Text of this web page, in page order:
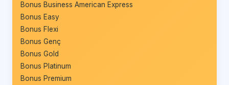
Bonus Business American Express
Bonus Easy
Bonus Flexi
Bonus Genç
Bonus Gold
Bonus Platinum
Bonus Premium